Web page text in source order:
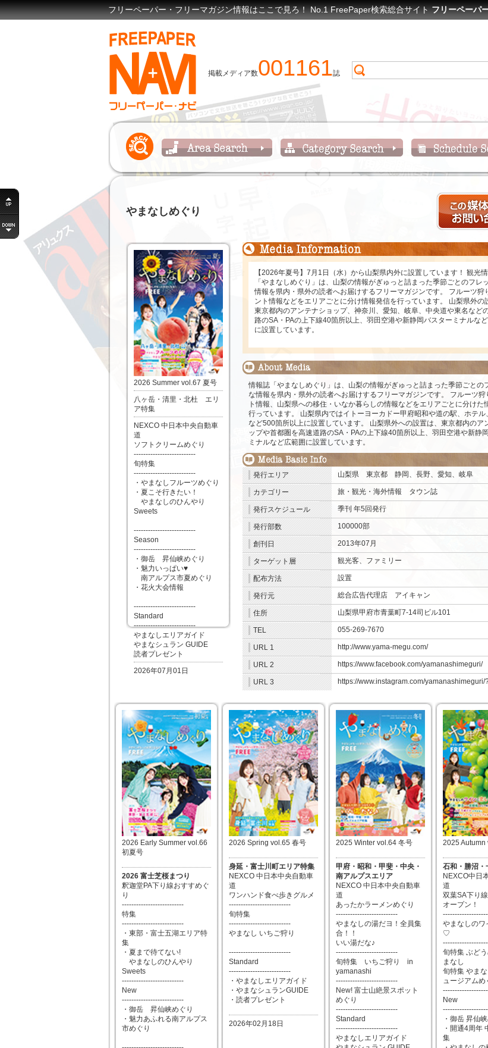
フリーペーパー・フリーマガジン情報はここで見ろ！ No.1 FreePaper検索総合サイトフリーペーパ
掲載メディア数001161誌
やまなしめぐり
2026 Summer vol.67 夏号
八ヶ岳・清里・北杜 エリ
ア特集
NEXCO 中日本中央自動車
道
ソフトクリームめぐり
--------------------------
旬特集
--------------------------
・やまなしフルーツめぐり
・夏こそ行きたい！
やまなしのひんやり
Sweets
--------------------------
Season
--------------------------
・御岳 昇仙峡めぐり
・魅力いっぱい♥
南アルプス市夏めぐり
・花火大会情報
--------------------------
Standard
--------------------------
やまなしエリアガイド
やまなシュラン GUIDE
読者プレゼント
2026年07月01日
【2026年夏号】7月1日（水）から山梨県内外に設置しています！ 観光
「やまなしめぐり」は、山梨の情報がぎゅっと詰まった季節ごとのフレ
情報を県内・県外の読者へお届けするフリーマガジンです。 フルーツ狩
ント情報などをエリアごとに分け情報発信を行っています。 山梨県外の
東京都内のアンテナショップ、神奈川、愛知、岐阜、中央道や東名など
路のSA・PAの上下線40箇所以上、羽田空港や新静岡バスターミナルな
に設置しています。
情報誌「やまなしめぐり」は、山梨の情報がぎゅっと詰まった季節ごとの
な情報を県内・県外の読者へお届けするフリーマガジンです。 フルーツ狩
ト情報、山梨県への移住・いなか暮らしの情報などをエリアごとに分けた
行っています。 山梨県内ではイトーヨーカドー甲府昭和や道の駅、ホテル
など500箇所以上に設置しています。 山梨県外への設置は、東京都内のア
ップや首都圏を高速道路のSA・PAの上下線40箇所以上、羽田空港や新静
ミナルなど広範囲に設置しています。
発行エリア 山梨県 東京都 静岡、長野、愛知、岐阜
カテゴリー 旅・観光・海外情報 タウン誌
発行スケジュール 季刊 年5回発行
発行部数 100000部
創刊日 2013年07月
ターゲット層 観光客、ファミリー
配布方法 設置
発行元 総合広告代理店 アイキャン
住所 山梨県甲府市青葉町7-14司ビル101
TEL 055-269-7670
URL 1 http://www.yama-megu.com/.
URL 2 https://www.facebook.com/yamanashimeguri/.
URL 3 https://www.instagram.com/yamanashimeguri/
2026 Early Summer vol.66
初夏号
2026 富士芝桜まつり
釈迦堂PA下り線おすすめぐ
り
--------------------------
特集
--------------------------
・東部・富士五湖エリア特
集
・夏まで待てない!
やまなしのひんやり
Sweets
--------------------------
New
--------------------------
・御岳 昇仙峡めぐり
・魅力あふれる南アルプス
市めぐり
2026 Spring vol.65 春号
身延・富士川町エリア特集
NEXCO 中日本中央自動車
道
ワンハンド食べ歩きグルメ
--------------------------
旬特集
--------------------------
やまなし いちご狩り
--------------------------
Standard
--------------------------
・やまなしエリアガイド
・やまなシュランGUIDE
・読者プレゼント
2026年02月18日
2025 Winter vol.64 冬号
甲府・昭和・甲斐・中央・
南アルプスエリア
NEXCO 中日本中央自動車
道
あったかラーメンめぐり
--------------------------
やまなしの湯だヨ！全員集
合！！
いい湯だな♪
--------------------------
旬特集 いちご狩り in
yamanashi
--------------------------
New! 富士山絶景スポット
めぐり
--------------------------
Standard
--------------------------
やまなしエリアガイド
2025 Autumn
石和・勝沼・
NEXCO中日
道
双葉SA下り
オープン！
やまなしのワ
♡
旬特集 ぶど
まなし
旬特集 やま
ュージアムめ
New
・御岳 昇仙
・開通4周年
集